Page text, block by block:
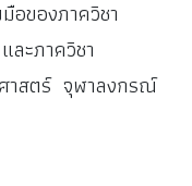
อของภาควิชา
ะภาควิชา
าสตร์ จุฬาลงกรณ์